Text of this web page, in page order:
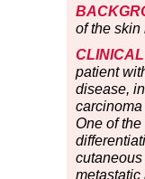
of the skin
patient
disease,
One of
metastatic